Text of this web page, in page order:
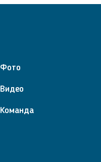
Фото
Видео
Команда